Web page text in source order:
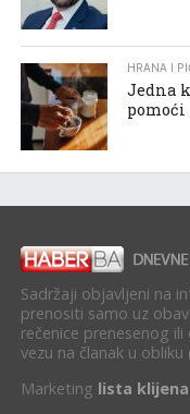
HRANA I
Jedna
Sadržaji objavljeni na
prenositi samo uz
rečenice prenesenog
vezu na članak u obliku
Marketing lista